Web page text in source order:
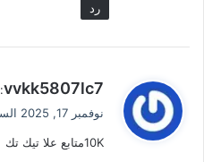
رد
ي
ل
vvkk5807lc7
:
نوفمبر 17, 2025 الساعة 8:50 م
10Kمتابع علا تيك تك